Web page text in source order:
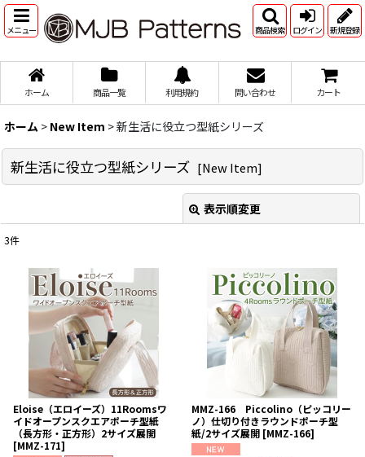
メニュー 商品検索 ログイン 新規登録
ホーム 商品一覧 利用規約 問い合わせ カート
ホーム > New Item >新生活に役立つ型紙シリーズ
新生活に役立つ型紙シリーズ [New Item]
表示順変更
並び順:
3件
Eloise（エロイーズ）11Roomsワ
イドオープンスクエアポーチ型紙
（長方形・正方形）2サイズ展開
[MMZ-171]
MMZ-166 Piccolino（ピッコリー
ノ）仕切り付きラウンドポーチ型
紙/2サイズ展開 [MMZ-166]